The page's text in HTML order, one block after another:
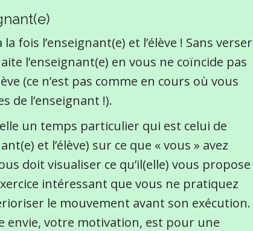
fois l’enseignant(e) et l’élève ! Sans verser
l’enseignant(e) en vous ne coïncide pas
(ce n’est pas comme en cours où vous
de l’enseignant !).
un temps particulier qui est celui de
et l’élève) sur ce que « vous » avez
doit visualiser ce qu’il(elle) vous propose
intéressant que vous ne pratiquez
le mouvement avant son exécution.
envie, votre motivation, est pour une